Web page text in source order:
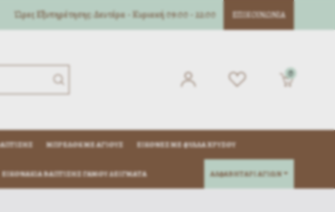
Ώρες Eξυπηρέτησης: Δευτέρα - Κυριακή 09:00 - 22:00 ΕΠΙΚΟΙΝΩΝΊΑ
0
ΜΠΡΕΛΌΚ ΜΈ ΑΓΊΟΥΣ ΕΙΚΌΝΕΣ ΜΕ ΦΎΛΛΑ ΧΡΥΣΟΎ
ΕΙΚΟΝΆΚΙΑ ΒΆΠΤΙΣΗΣ ΓΆΜΟΥ ΔΕΊΓΜΑΤΑ ΑΛΦΑΒΗΤΑΡΙ ΑΓΙΩΝ